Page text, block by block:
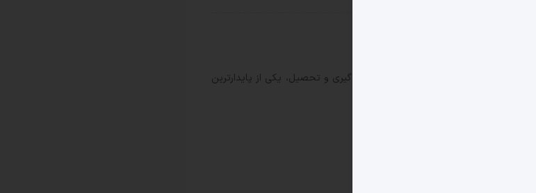
در شرایط سخت مسیر خود را گم نکند. یادگیری و تحصیل، یکی از پایدارترین